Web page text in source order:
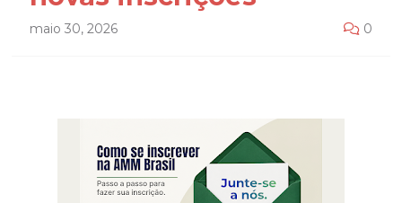
maio 30, 2026 0